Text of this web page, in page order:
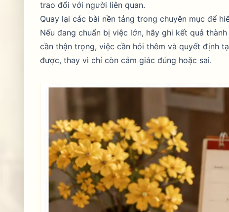
trao đổi với người liên quan.
Quay lại các bài nền tảng trong chuyên mục để
Nếu đang chuẩn bị việc lớn, hãy ghi kết quả
cần thận trọng, việc cần hỏi thêm và quyết định
được, thay vì chỉ còn cảm giác đúng hoặc sai.